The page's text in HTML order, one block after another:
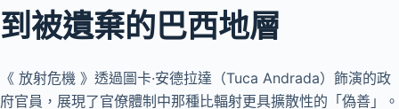
到被遺棄的巴西地層
《 放射危機 》透過圖卡·安德拉達（Tuca Andrada）飾演的政
府官員，展現了官僚體制中那種比輻射更具擴散性的「偽善」。